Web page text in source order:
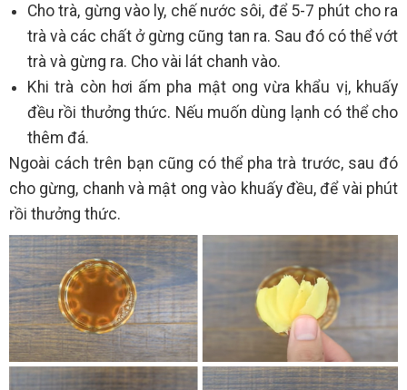
Cho trà, gừng vào ly, chế nước sôi, để 5-7 phút cho ra
trà và các chất ở gừng cũng tan ra. Sau đó có thể vớt
trà và gừng ra. Cho vài lát chanh vào.
Khi trà còn hơi ấm pha mật ong vừa khẩu vị, khuấy
đều rồi thưởng thức. Nếu muốn dùng lạnh có thể cho
thêm đá.
Ngoài cách trên bạn cũng có thể pha trà trước, sau đó
cho gừng, chanh và mật ong vào khuấy đều, để vài phút
rồi thưởng thức.